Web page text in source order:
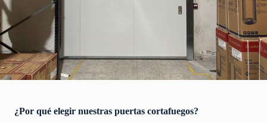
¿Por qué elegir nuestras puertas cortafuegos?